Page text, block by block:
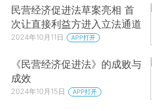
民营经济促进法草案亮相 首
次让直接利益方进入立法通道
2024年10月11日 APP打开
《民营经济促进法》的成败与
成效
2024年10月15日 APP打开